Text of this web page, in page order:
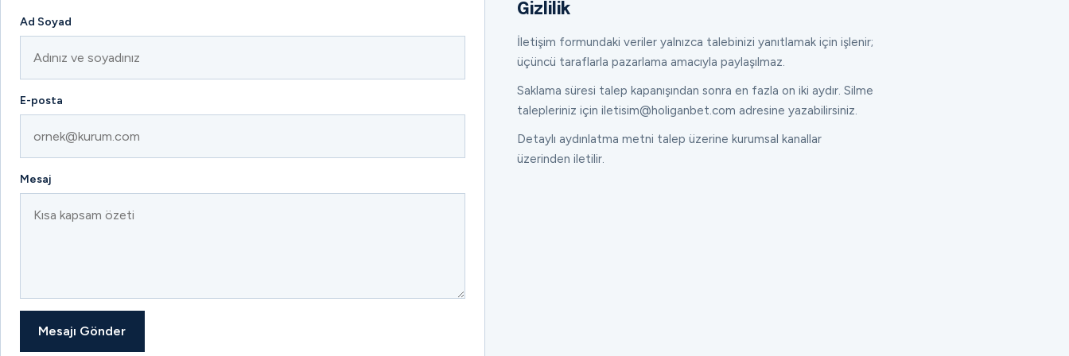
Ad Soyad
E-posta
Mesaj
Mesajı Gönder
Gizlilik
İletişim formundaki veriler yalnızca talebinizi yanıtlamak için işlenir;
üçüncü taraflarla pazarlama amacıyla paylaşılmaz.
Saklama süresi talep kapanışından sonra en fazla on iki aydır. Silme
talepleriniz için iletisim@holiganbet.com adresine yazabilirsiniz.
Detaylı aydınlatma metni talep üzerine kurumsal kanallar
üzerinden iletilir.